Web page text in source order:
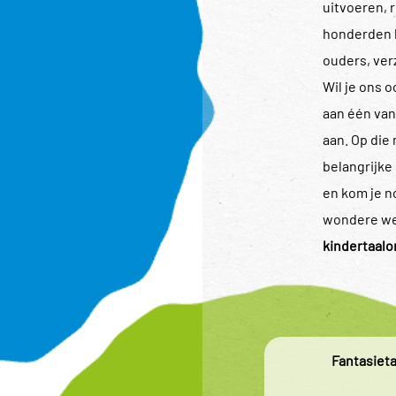
uitvoeren,
honderden
ouders,
Wil je ons
aan één
aan. Op
belangrijke
en kom je
wondere